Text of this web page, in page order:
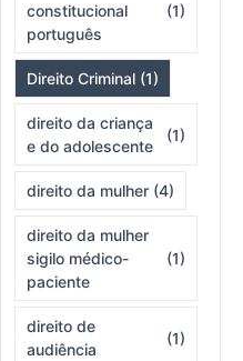
constitucional
português
(1)
Direito Criminal (1)
direito da criança
e do adolescente
(1)
direito da mulher (4)
direito da mulher
sigilo médico-
paciente
(1)
direito de
audiência
(1)